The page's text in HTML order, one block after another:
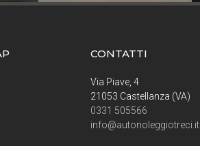
CONTATTI
Via Piave, 4
21053 Castellanza (VA)
0331 505566
info@autonoleggiotreci.it